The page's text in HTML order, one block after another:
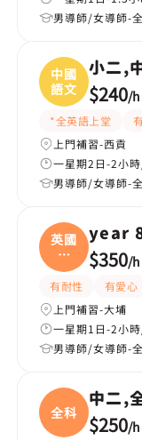
男導師/女導師-
中國
語文
小二,
$240/
*全英語上堂
上門補習-西貢
一星期2日-2小
男導師/女導師-
英國
語
文|
year
$350/
有耐性 有愛心
上門補習-大埔
一星期1日-2小
男導師/女導師-
全科
中二,
$250/